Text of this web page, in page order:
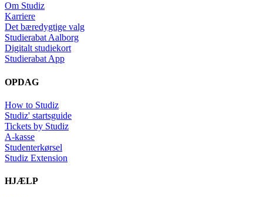
Om Studiz
Karriere
Det bæredygtige valg
Studierabat Aalborg
Digitalt studiekort
Studierabat App
OPDAG
How to Studiz
Studiz' startsguide
Tickets by Studiz
A-kasse
Studenterkørsel
Studiz Extension
HJÆLP